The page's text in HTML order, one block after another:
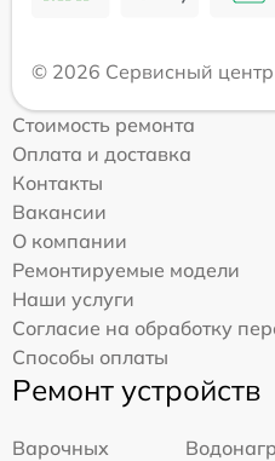
© 2026 Сервисный центр
Стоимость ремонта
Оплата и доставка
Контакты
Вакансии
О компании
Ремонтируемые модели
Наши услуги
Согласие на обработку
Способы оплаты
Ремонт устройств
Варочных